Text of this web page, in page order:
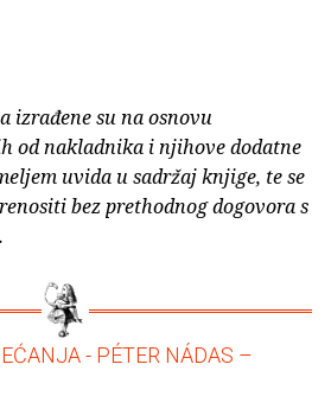
izrađene su na osnovu
od nakladnika i njihove dodatne
uvida u sadržaj knjige, te se
bez prethodnog dogovora s
- PÉTER NÁDAS –